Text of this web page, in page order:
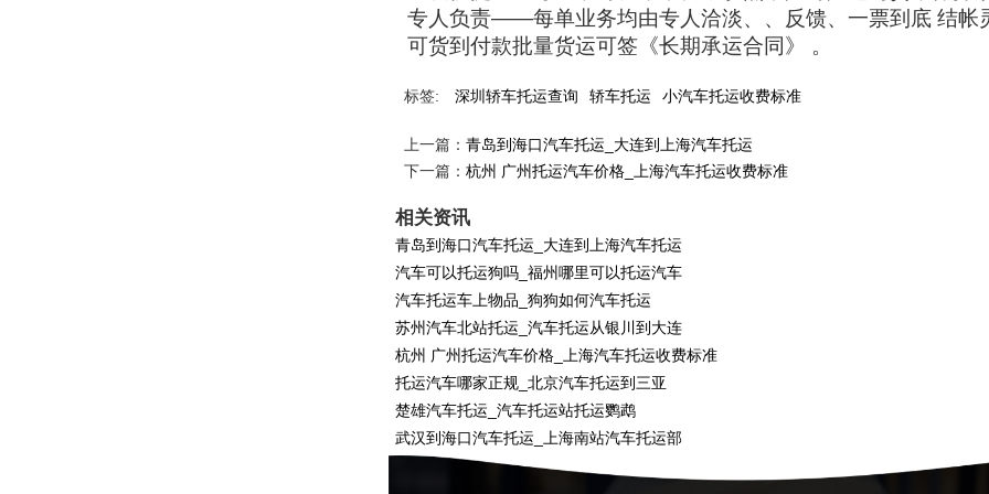
专人负责——每单业务均由专人洽淡、、反馈、一票到底 结
可货到付款批量货运可签《长期承运合同》 。
标签: 深圳轿车托运查询 轿车托运 小汽车托运收费标准
上一篇：青岛到海口汽车托运_大连到上海汽车托运
下一篇：杭州 广州托运汽车价格_上海汽车托运收费标准
相关资讯
青岛到海口汽车托运_大连到上海汽车托运
汽车可以托运狗吗_福州哪里可以托运汽车
汽车托运车上物品_狗狗如何汽车托运
苏州汽车北站托运_汽车托运从银川到大连
杭州 广州托运汽车价格_上海汽车托运收费标准
托运汽车哪家正规_北京汽车托运到三亚
楚雄汽车托运_汽车托运站托运鹦鹉
武汉到海口汽车托运_上海南站汽车托运部